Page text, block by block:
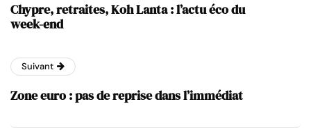
Chypre, retraites, Koh Lanta : l’actu éco du
week-end
Suivant
Zone euro : pas de reprise dans l’immédiat